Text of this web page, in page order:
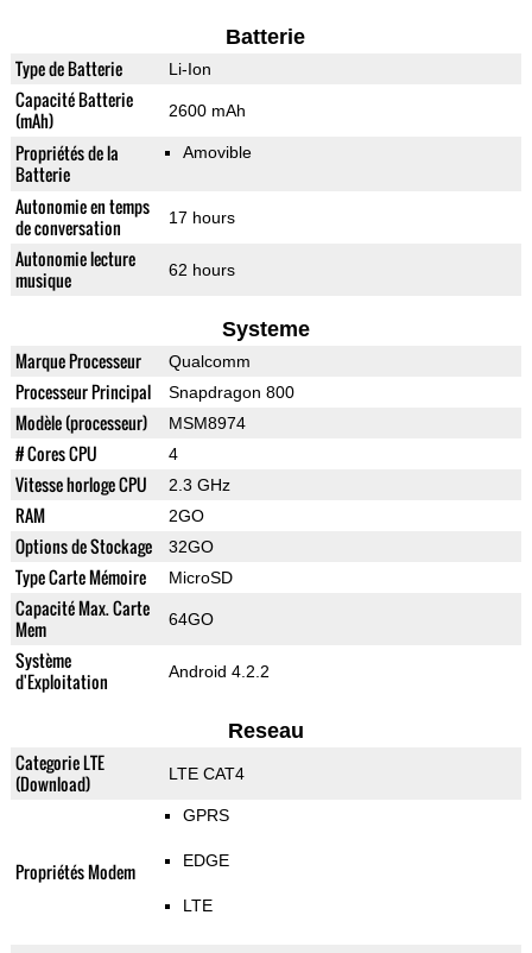
Batterie
Type de Batterie Li-Ion
Capacité Batterie
(mAh)
2600 mAh
Propriétés de la
Batterie
Amovible
Autonomie en temps
de conversation
17 hours
Autonomie lecture
musique
62 hours
Systeme
Marque Processeur Qualcomm
Processeur Principal Snapdragon 800
Modèle (processeur) MSM8974
# Cores CPU 4
Vitesse horloge CPU 2.3 GHz
RAM 2GO
Options de Stockage 32GO
Type Carte Mémoire MicroSD
Capacité Max. Carte
Mem
64GO
Système
d'Exploitation
Android 4.2.2
Reseau
Categorie LTE
(Download)
LTE CAT4
Propriétés Modem
GPRS
EDGE
LTE